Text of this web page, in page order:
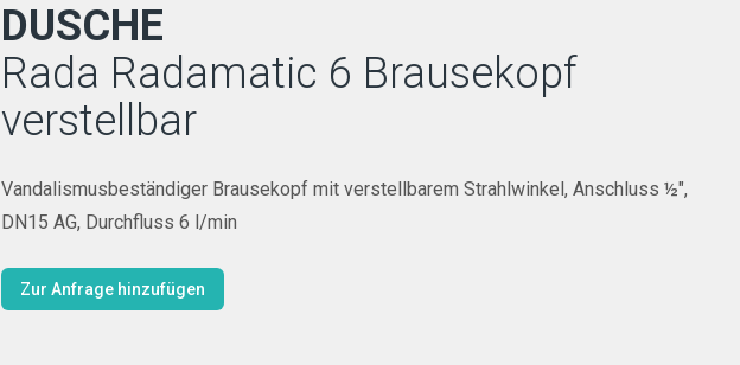
DUSCHE
Rada Radamatic 6 Brausekopf
verstellbar
Vandalismusbeständiger Brausekopf mit verstellbarem Strahlwinkel, Anschluss ½",
DN15 AG, Durchfluss 6 l/min
Zur Anfrage hinzufügen